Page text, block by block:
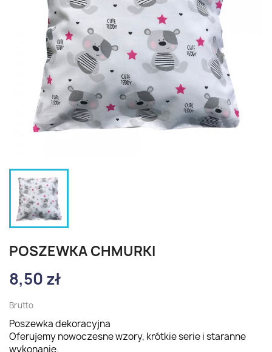
POSZEWKA CHMURKI
8,50 zł
Brutto
Poszewka dekoracyjna
Oferujemy nowoczesne wzory, krótkie serie i staranne
wykonanie.